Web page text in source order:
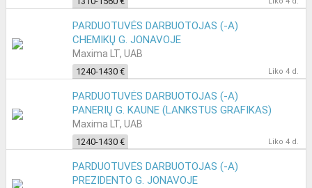
PARDUOTUVĖS DARBUOTOJAS (-A)
CHEMIKŲ G. JONAVOJE
Maxima LT, UAB
1240-1430 € Liko 4 d.
PARDUOTUVĖS DARBUOTOJAS (-A)
PANERIŲ G. KAUNE (LANKSTUS GRAFIKAS)
Maxima LT, UAB
1240-1430 € Liko 4 d.
PARDUOTUVĖS DARBUOTOJAS (-A)
PREZIDENTO G. JONAVOJE